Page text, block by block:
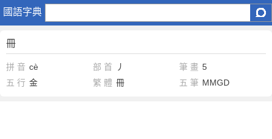
國語字典
冊
冊
拼 音 cè 部 首 丿 筆 畫 5
五 行 金 繁 體 冊 五 筆 MMGD